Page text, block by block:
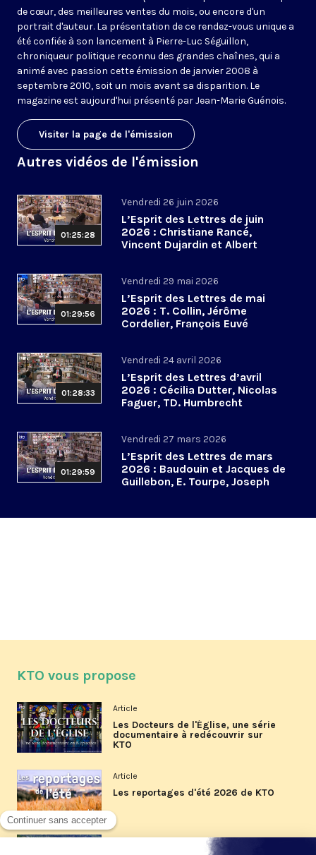
de cœur, des meilleures ventes du mois, ou encore d'un
portrait d'auteur. La présentation de ce rendez-vous unique a
été confiée à son lancement à Pierre-Luc Séguillon,
chroniqueur politique reconnu des grandes chaînes, qui a
animé avec passion cette émission de janvier 2008 à
septembre 2010, soit un mois avant sa disparition. Le
magazine est aujourd'hui présenté par Jean-Marie Guénois.
Visiter la page de l'émission
Autres vidéos de l'émission
01:25:28
Vendredi 26 juin 2026
L’Esprit des Lettres de juin
2026 : Christiane Rancé,
Vincent Dujardin et Albert
01:29:56
Vendredi 29 mai 2026
L’Esprit des Lettres de mai
2026 : T. Collin, Jérôme
Cordelier, François Euvé
01:28:33
Vendredi 24 avril 2026
L’Esprit des Lettres d’avril
2026 : Cécilia Dutter, Nicolas
Faguer, TD. Humbrecht
01:29:59
Vendredi 27 mars 2026
L’Esprit des Lettres de mars
2026 : Baudouin et Jacques de
Guillebon, E. Tourpe, Joseph
KTO vous propose
Article
Les Docteurs de l'Église, une série
documentaire à redécouvrir sur
KTO
Article
Les reportages d'été 2026 de KTO